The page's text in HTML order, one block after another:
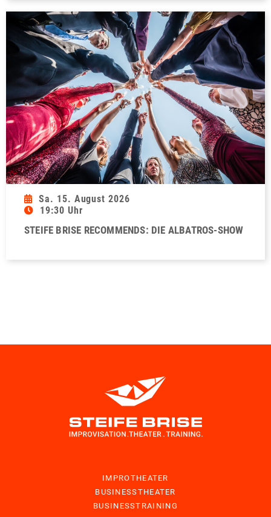
Sa. 15. August 2026
19:30 Uhr
STEIFE BRISE RECOMMENDS: DIE ALBATROS-SHOW
IMPROTHEATER
BUSINESSTHEATER
BUSINESSTRAINING